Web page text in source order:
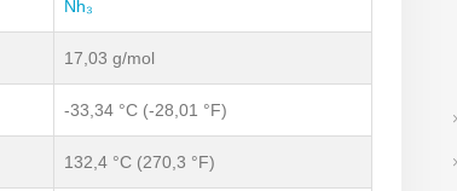
Nh₃
17,03 g/mol
-33,34 °C (-28,01 °F)
132,4 °C (270,3 °F)